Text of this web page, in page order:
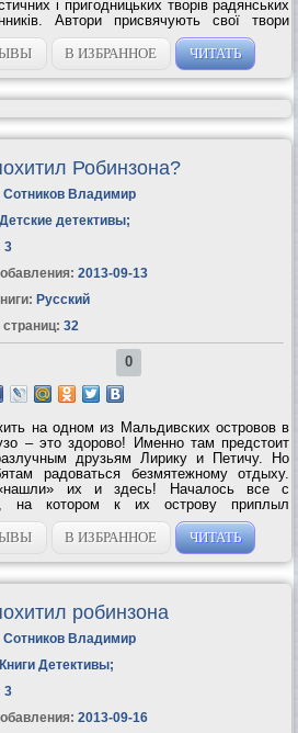
і пригодницьких творів радянських
Автори присвячують свої твори
— і чисто науковим, і моральним,
В ИЗБРАННОЕ ЧИТАТЬ
Робинзона?
Сотников Владимир
Детские детективы;
3
2013-09-13
Русский
страниц: 32
0
на одном из Мальдивских островов в
– это здорово! Именно там предстоит
друзьям Лирику и Петичу. Но
радоваться безмятежному отдыху.
их и здесь! Началось все с
на котором к их острову приплыл
Макс бежал от людей, которые его
В ИЗБРАННОЕ ЧИТАТЬ
робинзона
Сотников Владимир
Книги Детективы;
3
2013-09-16